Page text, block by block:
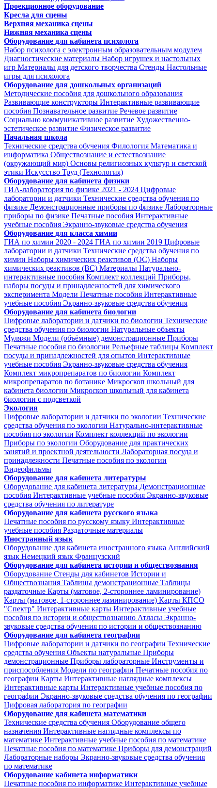
Проекционное оборудование
Кресла для сцены
Верхняя механика сцены
Нижняя механика сцены
Оборудование для кабинета психолога
Набор психолога с электронным образовательным модулем
Диагностические материалы Набор игрушек и настольных
игр Материалы для детского творчества Стенды Настольные
игры для психолога
Оборудование для дошкольных организаций
Методические пособия для дошкольного образования
Развивающие конструкторы Интерактивные развивающие
пособия Познавательное развитие Речевое развитие
Социально коммуникативное развитие Художественно-
эстетическое развитие Физическое развитие
Начальная школа
Технические средства обучения Филология Математика и
информатика Обществознание и естествознание
(окружающий мир) Основы религиозных культур и светской
этики Искусство Труд (Технология)
Оборудование для кабинета физики
ГИА-лаборатория по физике 2021 - 2024 Цифровые
лаборатории и датчики Технические средства обучения по
физике Демонстрационные приборы по физике Лабораторные
приборы по физике Печатные пособия Интерактивные
учебные пособия Экранно-звуковые средства обучения
Оборудование для класса химии
ГИА по химии 2020 - 2024 ГИА по химии 2019 Цифровые
лаборатории и датчики Технические средства обучения по
химии Наборы химических реактивов (ОС) Наборы
химических реактивов (ВС) Материалы Натурально-
интерактивные пособия Комплект коллекций Приборы,
наборы посуды и принадлежностей для химического
эксперимента Модели Печатные пособия Интерактивные
учебные пособия Экранно-звуковые средства обучения
Оборудование для кабинета биологии
Цифровые лаборатории и датчики по биологии Технические
средства обучения по биологии Натуральные объекты
Муляжи Модели (объёмные) демонстрационные Приборы
Печатные пособия по биологии Рельефные таблицы Комплект
посуды и принадлежностей для опытов Интерактивные
учебные пособия Экранно-звуковые средства обучения
Комплект микропрепаратов по биологии Комплект
микропрепаратов по ботанике Микроскоп школьный для
кабинета биологии Микроскоп школьный для кабинета
биологии с подсветкой
Экология
Цифровые лаборатории и датчики по экологии Технические
средства обучения по экологии Натурально-интерактивные
пособия по экологии Комплект коллекций по экологии
Приборы по экологии Оборудование для практических
занятий и проектной деятельности Лабораторная посуда и
принадлежности Печатные пособия по экологии
Видеофильмы
Оборудование для кабинета литературы
Оборудование для кабинета литературы Демонстрационные
пособия Интерактивные учебные пособия Экранно-звуковые
средства обучения по литературе
Оборудование для кабинета русского языка
Печатные пособия по русскому языку Интерактивные
учебные пособия Раздаточные материалы
Иностранный язык
Оборудование для кабинета иностранного языка Английский
язык Немецкий язык Французский
Оборудование для кабинета истории и обществознания
Оборудование Стенды для кабинетов Истории и
Обществознания Таблицы демонстрационные Таблицы
раздаточные Карты (матовое, 2-стороннее ламинирование)
Карты (матовое, 1-стороннее ламинирование) Карты КПСО
"Спектр" Интерактивные карты Интерактивные учебные
пособия по истории и обществознанию Атласы Экранно-
звуковые средства обучения по истории и обществознанию
Оборудование для кабинета географии
Цифровые лаборатории и датчики по географии Технические
средства обучения Объекты натуральные Приборы
демонстрационные Приборы лабораторные Инструменты и
приспособления Модели по географии Печатные пособия по
географии Карты Интерактивные наглядные комплексы
Интерактивные карты Интерактивные учебные пособия по
географии Экранно-звуковые средства обучения по географии
Цифровая лаборатория по географии
Оборудование для кабинета математики
Технические средства обучения Оборудование общего
назначения Интерактивные наглядные комплексы по
математике Интерактивные учебные пособия по математике
Печатные пособия по математике Приборы для демонстраций
Лабораторные наборы Экранно-звуковые средства обучения
по математике
Оборудование кабинета информатики
Печатные пособия по информатике Интерактивные учебные